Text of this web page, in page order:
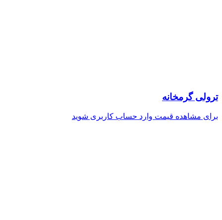
ترولی گرمخانه
برای مشاهده قیمت وارد حساب کاربری شوید